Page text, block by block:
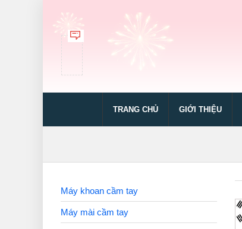
TRANG CHỦ GIỚI THIỆU
Máy khoan cầm tay
Máy mài cầm tay